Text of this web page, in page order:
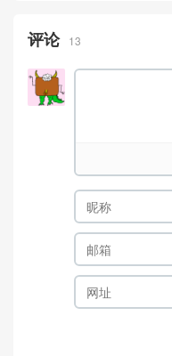
评论 13